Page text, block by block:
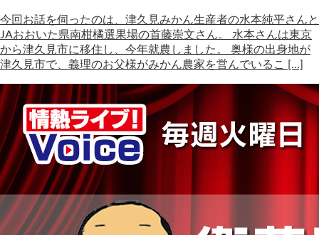
今回お話を伺ったのは、津久見みかん生産者の水本純平さんと
JAおおいた県南柑橘選果場の首藤崇文さん。 水本さんは東京
から津久見市に移住し、今年就農しました。 奥様の出身地が
津久見市で、義理のお父様がみかん農家を営んでいるこ […]